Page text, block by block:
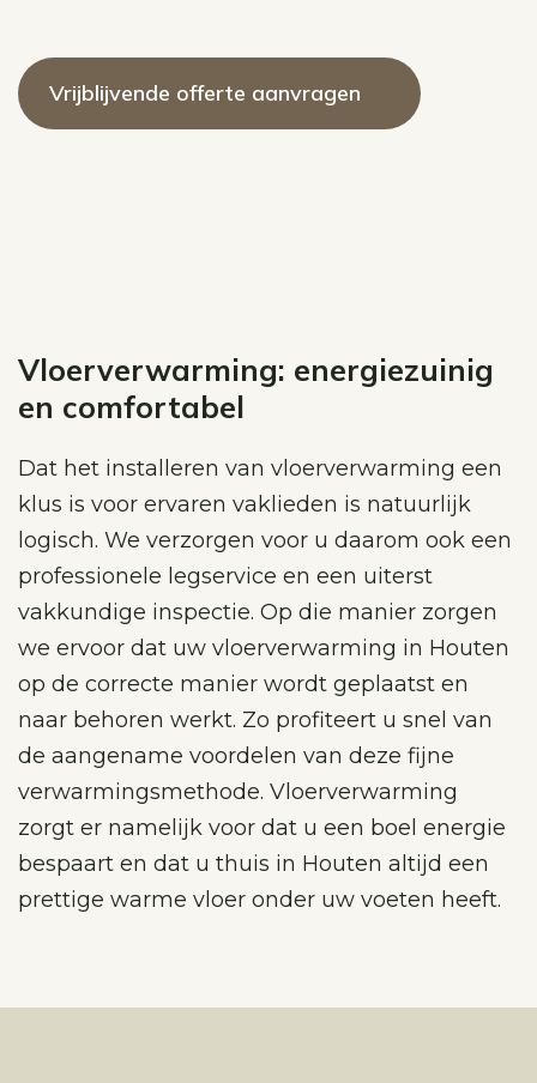
Vrijblijvende offerte aanvragen
Vloerverwarming: energiezuinig
en comfortabel
Dat het installeren van vloerverwarming een
klus is voor ervaren vaklieden is natuurlijk
logisch. We verzorgen voor u daarom ook een
professionele legservice en een uiterst
vakkundige inspectie. Op die manier zorgen
we ervoor dat uw vloerverwarming in Houten
op de correcte manier wordt geplaatst en
naar behoren werkt. Zo profiteert u snel van
de aangename voordelen van deze fijne
verwarmingsmethode. Vloerverwarming
zorgt er namelijk voor dat u een boel energie
bespaart en dat u thuis in Houten altijd een
prettige warme vloer onder uw voeten heeft.